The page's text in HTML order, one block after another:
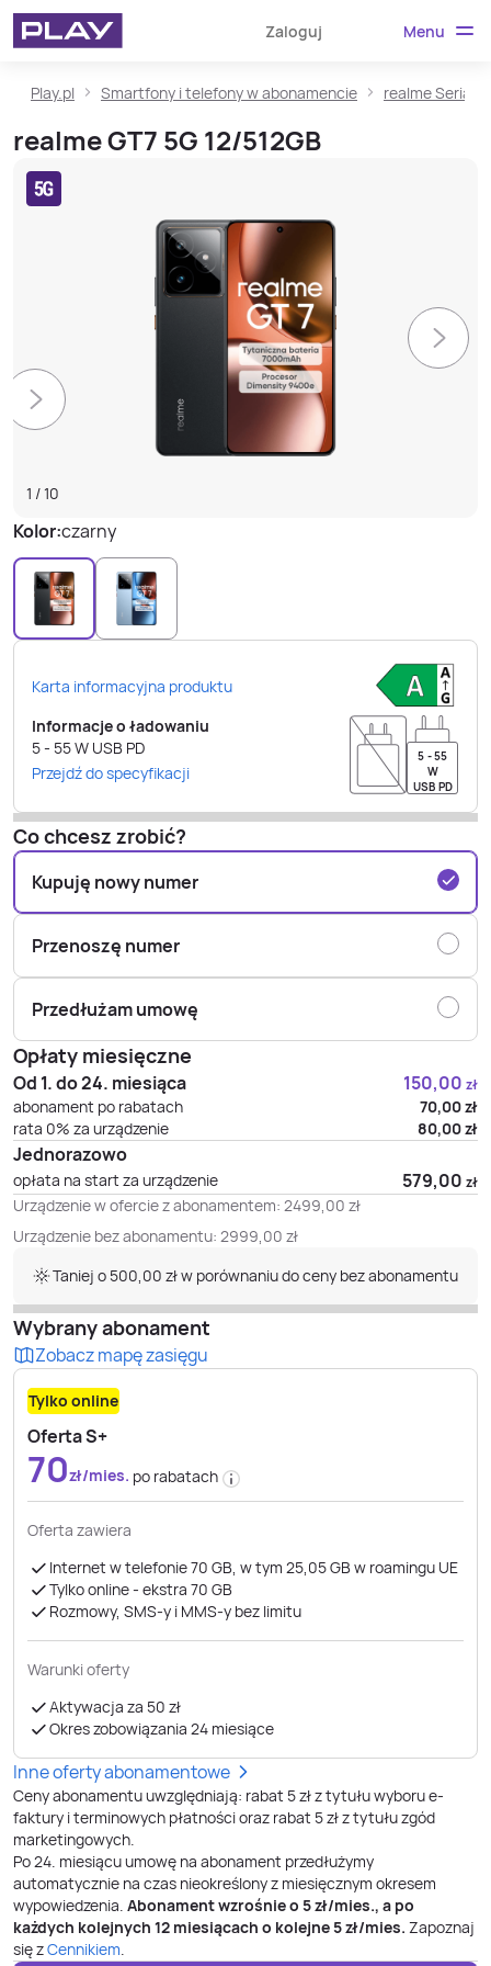
Zaloguj Menu
Play.pl Smartfony i telefony w abonamencie realme Seria
realme GT7 5G 12/512GB
1 /10
Kolor:czarny
Karta informacyjna produktu
Informacje o ładowaniu
5 - 55W USB PD
Przejdź do specyfikacji
5 - 55
W
USB PD
Co chcesz zrobić?
Kupuję nowy numer
Przenoszę numer
Przedłużam umowę
Opłaty miesięczne
Od 1. do 24. miesiąca 150,00 zł
abonament po rabatach 70,00zł
rata 0% za urządzenie
80,00zł
Jednorazowo
opłata na start za urządzenie 579,00 zł
Urządzenie w ofercie z abonamentem: 2499,00 zł
Urządzenie bez abonamentu: 2999,00 zł
Taniej o 500,00 zł w porównaniu do ceny bez abonamentu
Wybrany abonament
Zobacz mapę zasięgu
Tylko online
Oferta S+
70zł/mies. po rabatach
Oferta zawiera
Internet w telefonie 70 GB, w tym 25,05 GB w roamingu UE
Tylko online - ekstra 70 GB
Rozmowy, SMS-y i MMS-y bez limitu
Warunki oferty
Aktywacja za 50 zł
Okres zobowiązania 24 miesiące
Inne oferty abonamentowe
Ceny abonamentu uwzględniają: rabat 5 zł z tytułu wyboru e-
faktury i terminowych płatności oraz rabat 5 zł z tytułu zgód
marketingowych.
Po24. miesiącu umowę na abonament przedłużymy
automatycznie na czas nieokreślony z miesięcznym okresem
wypowiedzenia. Abonament wzrośnie o 5zł/mies., a po
każdych kolejnych 12 miesiącach o kolejne5zł/mies. Zapoznaj
się zCennikiem.